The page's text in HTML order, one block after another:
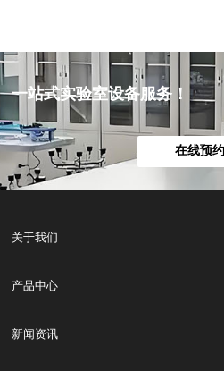
一站式实验室设备服务！
在线预约
关于我们
产品中心
新闻资讯